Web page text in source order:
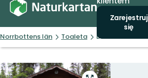
Zarejestruj
się
Norrbottens län Toaleta Dass Reivo